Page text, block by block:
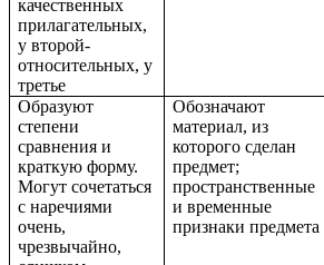
качественных
прилагательных,
у второй-
относительных, у
третье
Образуют
степени
сравнения и
краткую форму.
Могут сочетаться
с наречиями
очень,
чрезвычайно,
Обозначают
материал, из
которого сделан
предмет;
пространственные
и временные
признаки предмета